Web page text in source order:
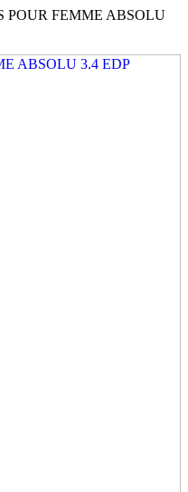
POUR FEMME ABSOLU